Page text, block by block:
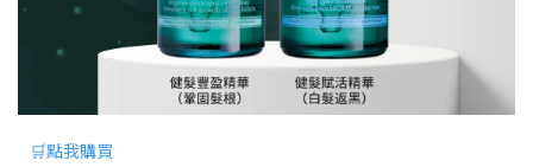
🛒點我購買